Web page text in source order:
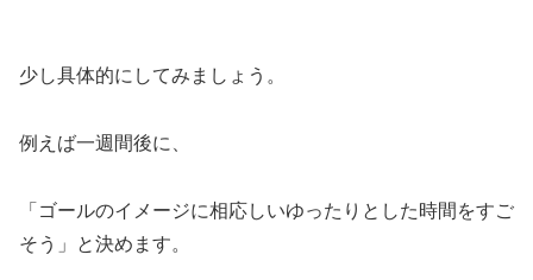
少し具体的にしてみましょう。
例えば一週間後に、
「ゴールのイメージに相応しいゆったりとした時間をすご
そう」と決めます。